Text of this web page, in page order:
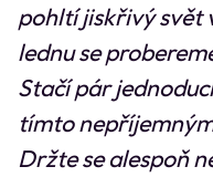
pohltí jiskřivý svět
lednu se
Stačí pár
tímto
Držte se alespoň